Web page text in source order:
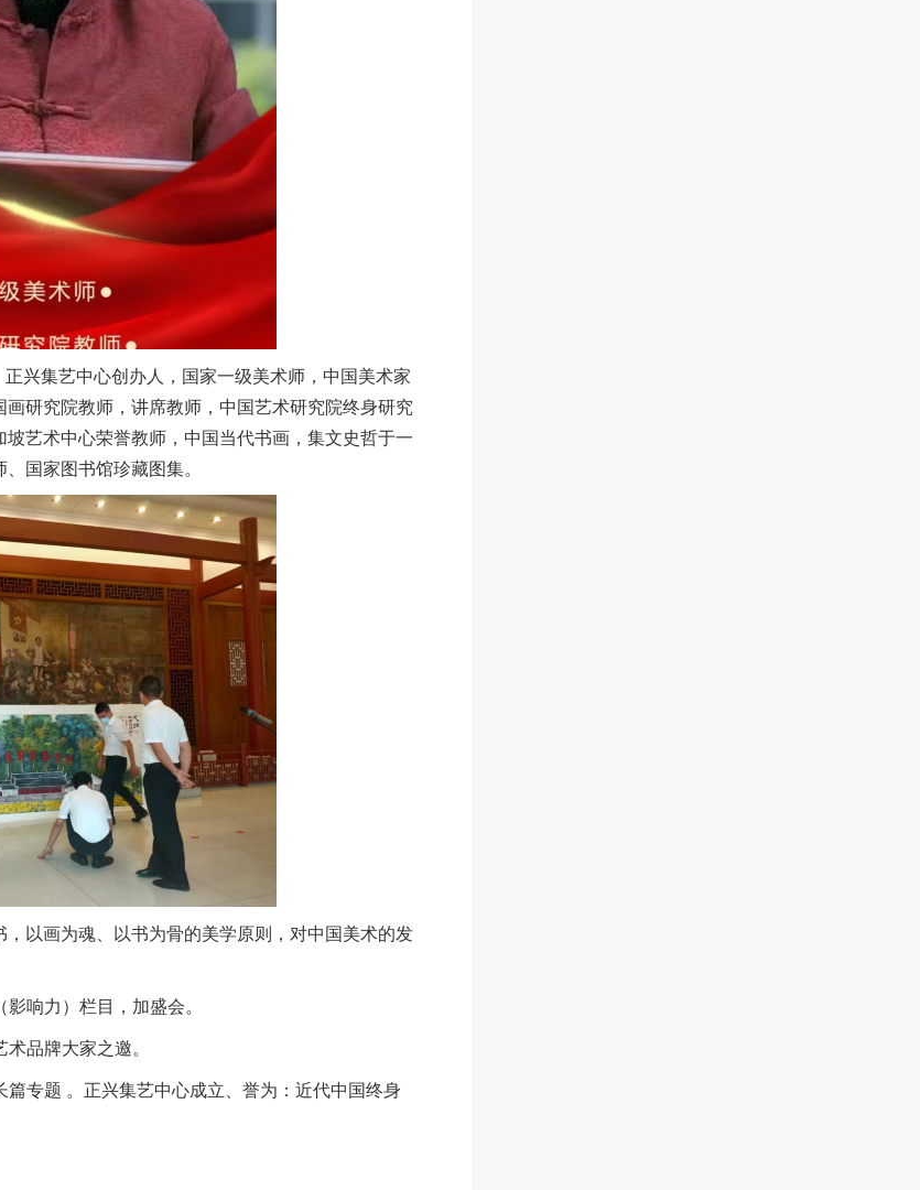
兴集艺中心创办人，国家一级美术师，中国美术家
研究院教师，讲席教师，中国艺术研究院终身研究
艺术中心荣誉教师，中国当代书画，集文史哲于一
国家图书馆珍藏图集。
以画为魂、以书为骨的美学原则，对中国美术的发
响力）栏目，加盛会。
品牌大家之邀。
专题 。正兴集艺中心成立、誉为：近代中国终身